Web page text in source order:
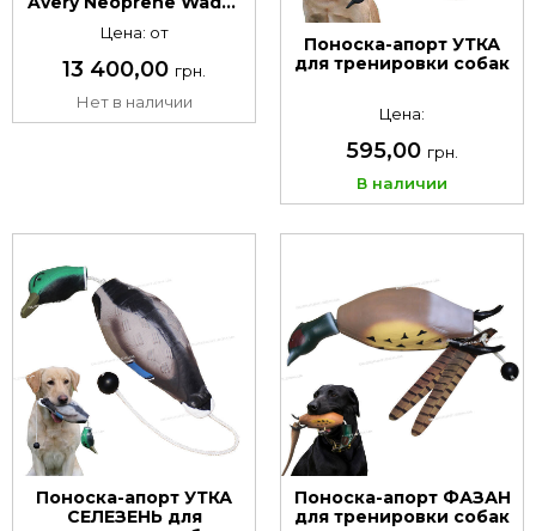
Цена: от
13 400,00 грн.
Нет в наличии
Поноска-апорт УТКА
для тренировки собак
Цена:
595,00 грн.
В наличии
Поноска-апорт УТКА
СЕЛЕЗЕНЬ для
Поноска-апорт ФАЗАН
для тренировки собак